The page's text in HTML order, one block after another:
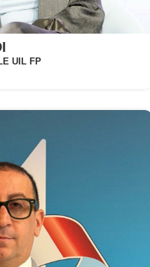
UIL FP